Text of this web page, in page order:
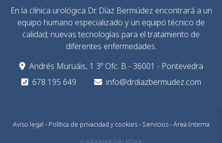
En la clínica urológica Dr. Díaz Bermúdez encontrará a un
equipo humano especializado y un equipo técnico de
calidad; nuevas tecnologías para el tratamiento de
diferentes enfermedades.
Andrés Muruáis, 1 3º Ofc. B - 36001 - Pontevedra
678 195 649
info@drdiazbermudez.com
Aviso legal - Política de privacidad y cookies- Servicios-Área Interna